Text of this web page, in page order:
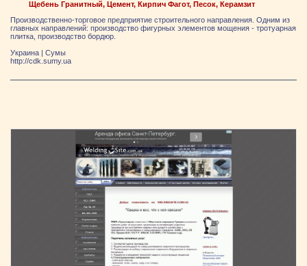
Щебень Гранитный, Цемент, Кирпич Фагот, Песок, Керамзит
Производственно-торговое предприятие строительного направления. Одним из
главных направлений: производство фигурных элементов мощения - тротуарная
плитка, производство бордюр.
Украина
Сумы
http://cdk.sumy.ua